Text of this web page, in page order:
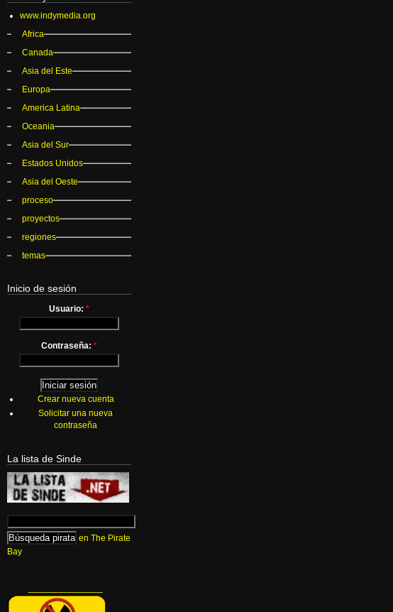
www.indymedia.org
Africa
Canada
Asia del Este
Europa
America Latina
Oceania
Asia del Sur
Estados Unidos
Asia del Oeste
proceso
proyectos
regiones
temas
Inicio de sesión
Usuario: *
Contraseña: *
Crear nueva cuenta
Solicitar una nueva
contraseña
La lista de Sinde
en The Pirate
Bay